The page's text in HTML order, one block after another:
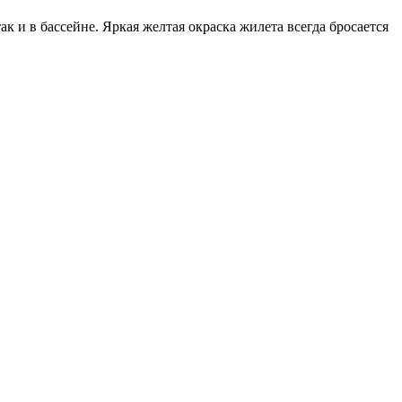
в бассейне. Яркая желтая окраска жилета всегда бросается